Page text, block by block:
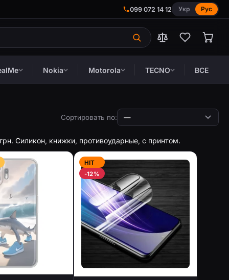
099 072 14 12 Укр Рус
Nokia Motorola TECNO ВСЕ
Сортировать по:
Силикон, книжки, противоударные, с принтом.
HIT
-12%